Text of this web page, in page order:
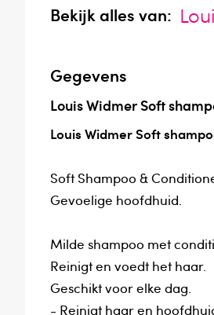
Bekijk alles van:
Gegevens
Louis Widmer Soft
Louis Widmer Soft
Soft Shampoo &
Gevoelige hoofdhuid.
Milde shampoo met
Reinigt en voedt het haar.
Geschikt voor elke dag.
- Reinigt haar en